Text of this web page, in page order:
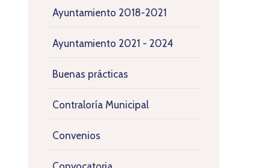
Ayuntamiento 2018-2021
Ayuntamiento 2021 - 2024
Buenas prácticas
Contraloría Municipal
Convenios